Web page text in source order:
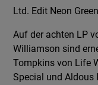
PLANET
Menge
Ltd. Edit Neon
Auf der achten LP
Williamson sind
Tompkins von Life
Special und Aldous